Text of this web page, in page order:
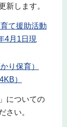
新します。
て援助活動
4月1日現
り保育）
）
についての
さい。